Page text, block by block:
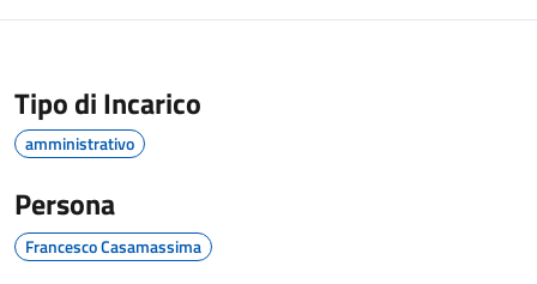
Tipo di Incarico
amministrativo
Persona
Francesco Casamassima